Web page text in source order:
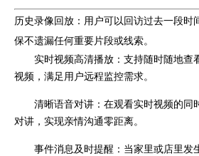
历史录像回放：用户可以回访过去一段时
保不遗漏任何重要片段或线索。
实时视频高清播放：支持随时随地查
视频，满足用户远程监控需求。
清晰语音对讲：在观看实时视频的同
对讲，实现亲情沟通零距离。
事件消息及时提醒：当家里或店里发